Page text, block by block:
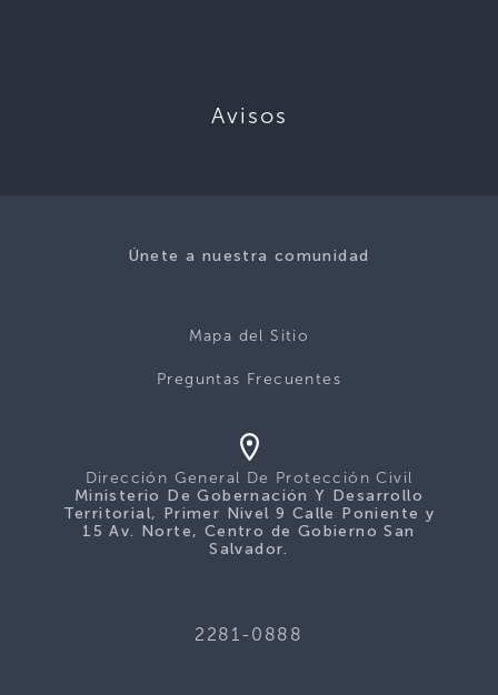
Avisos
Únete a nuestra comunidad
Mapa del Sitio
Preguntas Frecuentes
Dirección General De Protección Civil
Ministerio De Gobernación Y Desarrollo
Territorial, Primer Nivel 9 Calle Poniente y
15 Av. Norte, Centro de Gobierno San
Salvador.
2281-0888